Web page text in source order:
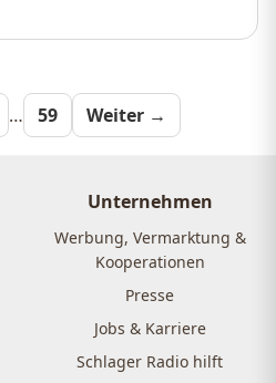
der
… 59 Weiter →
Unternehmen
Werbung, Vermarktung &
Kooperationen
Presse
Jobs & Karriere
Schlager Radio hilft